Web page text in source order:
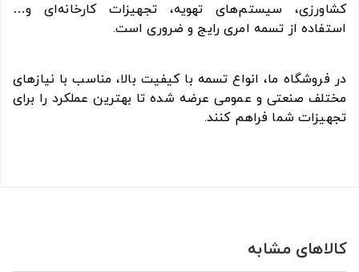
کشاورزی، سیستم‌های تهویه، تجهیزات کارخانه‌ای و…
استفاده از تسمه امری رایج و ضروری است.
در فروشگاه ما، انواع تسمه با کیفیت بالا، مناسب با نیازهای
مختلف صنعتی و عمومی عرضه شده تا بهترین عملکرد را برای
تجهیزات شما فراهم کنند.
کالاهای مشابه